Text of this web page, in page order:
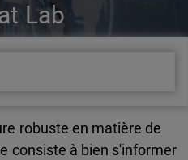
Lab
robuste en matière de
consiste à bien s'informer